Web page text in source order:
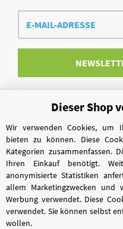
E-
Mail-
Adresse
Dieser Shop
Wir verwenden Cookies, um
bieten zu können. Diese
Kategorien zusammenfassen.
Ihren Einkauf benötigt.
anonymisierte Statistiken
allem Marketingzwecken und
Werbung verwendet. Diese
verwendet. Sie können selbst
wollen.